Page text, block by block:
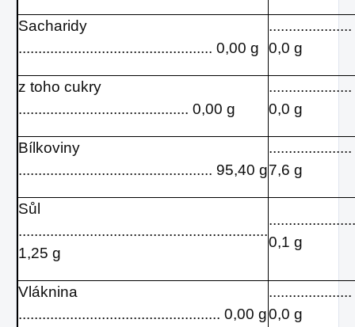
Sacharidy
................................................. 0,00 g
.....................
0,0 g
z toho cukry
........................................... 0,00 g
.....................
0,0 g
Bílkoviny
................................................. 95,40 g
.....................
7,6 g
Sůl
...............................................................
1,25 g
0,1 g
Vláknina
................................................... 0,00 g
.....................
0,0 g